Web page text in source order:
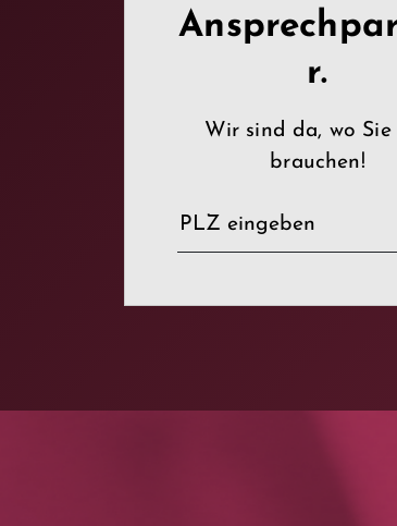
r.
Wir sind da, wo Sie
brauchen!